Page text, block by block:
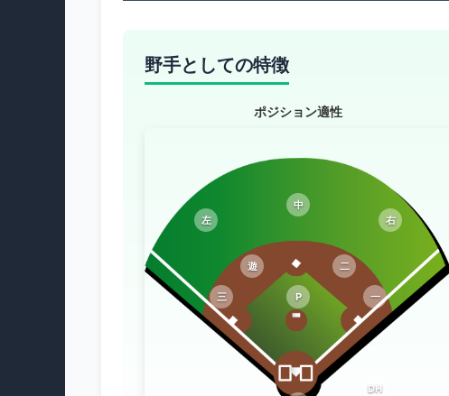
野手としての特徴
ポジション適性
P 一
二
三
遊
左
中
右
DH